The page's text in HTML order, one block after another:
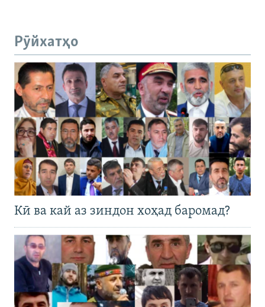
Рӯйхатҳо
Кӣ ва кай аз зиндон хоҳад баромад?